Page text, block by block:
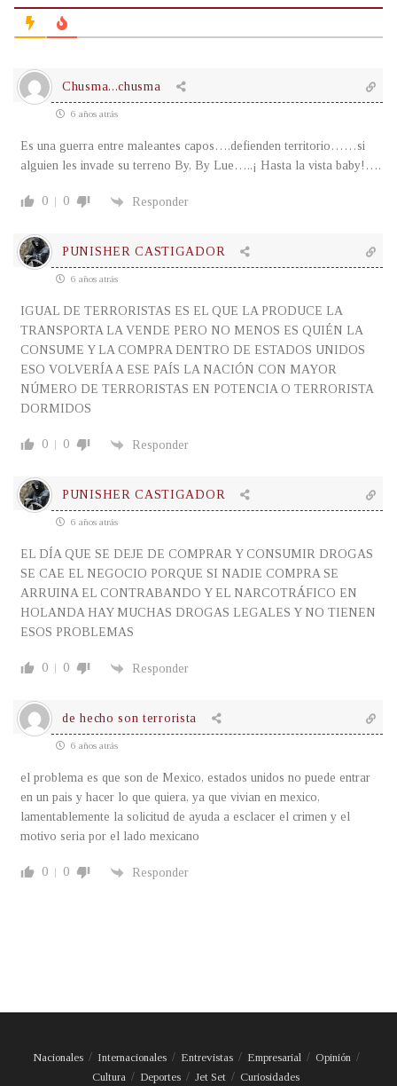
Chusma...chusma
6 años atrás
Es una guerra entre maleantes capos….defienden territorio……si
alguien les invade su terreno By, By Lue…..¡ Hasta la vista baby!….
0 0 Responder
PUNISHER CASTIGADOR
6 años atrás
IGUAL DE TERRORISTAS ES EL QUE LA PRODUCE LA
TRANSPORTA LA VENDE PERO NO MENOS ES QUIÉN LA
CONSUME Y LA COMPRA DENTRO DE ESTADOS UNIDOS
ESO VOLVERÍA A ESE PAÍS LA NACIÓN CON MAYOR
NÚMERO DE TERRORISTAS EN POTENCIA O TERRORISTA
DORMIDOS
0 0 Responder
PUNISHER CASTIGADOR
6 años atrás
EL DÍA QUE SE DEJE DE COMPRAR Y CONSUMIR DROGAS
SE CAE EL NEGOCIO PORQUE SI NADIE COMPRA SE
ARRUINA EL CONTRABANDO Y EL NARCOTRÁFICO EN
HOLANDA HAY MUCHAS DROGAS LEGALES Y NO TIENEN
ESOS PROBLEMAS
0 0 Responder
de hecho son terrorista
6 años atrás
el problema es que son de Mexico, estados unidos no puede entrar
en un pais y hacer lo que quiera, ya que vivian en mexico,
lamentablemente la solicitud de ayuda a esclacer el crimen y el
motivo seria por el lado mexicano
0 0 Responder
Nacionales Internacionales Entrevistas Empresarial
Opinión
Cultura
Deportes Jet Set Curiosidades